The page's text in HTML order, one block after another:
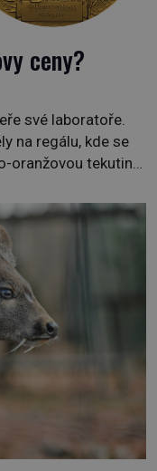
ceny?
své laboratoře.
na regálu, kde se
oranžovou tekutinu,
se skrývá
přídomek nemá